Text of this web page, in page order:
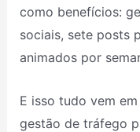
como benefícios:
sociais, sete posts
animados por
E isso tudo vem
gestão de tráfego